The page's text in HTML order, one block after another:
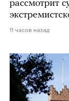
рассмотрит
11 часов назад